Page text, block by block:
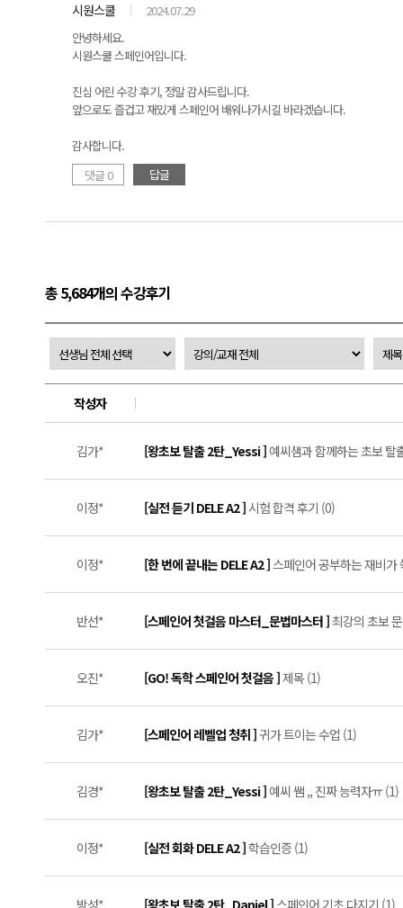
시원스쿨
2024.07.29
안녕하세요.
시원스쿨 스페인어입니다.
진심 어린 수강 후기, 정말 감사드립니다.
앞으로도 즐겁고 재밌게 스페인어 배워나가시길 바라겠습니다.
감사합니다.
댓글 0
답글
총 5,684개의 수강후기
작성자
김가* [왕초보 탈출 2탄_Yessi ] 예씨샘과 함께하는 초보 탈
이정* [실전 듣기 DELE A2 ]시험 합격 후기 (0)
이정* [한 번에 끝내는 DELE A2 ]스페인어 공부하는 재비가
반선* [스페인어 첫걸음 마스터_문법마스터 ]최강의 초보
오진* [GO! 독학 스페인어 첫걸음 ]제목 (1)
김가* [스페인어 레벨업 청취 ]귀가 트이는 수업 (1)
김경* [왕초보 탈출 2탄_Yessi ] 예씨 쌤 ,, 진짜 능력자ㅠ (1)
이정* [실전 회화 DELE A2 ]학습인증 (1)
방성* [왕초보 탈출 2탄_Daniel ]스페인어 기초 다지기 (1)